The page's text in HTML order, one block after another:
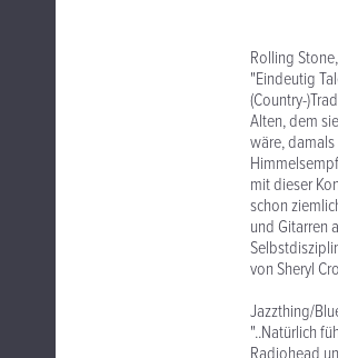
Rolling
"Eindeutig
(Country-
Alten, dem
wäre,
mit dieser
schon
und Gitarren
von Sheryl
Jazzthing/
"..Natürlich